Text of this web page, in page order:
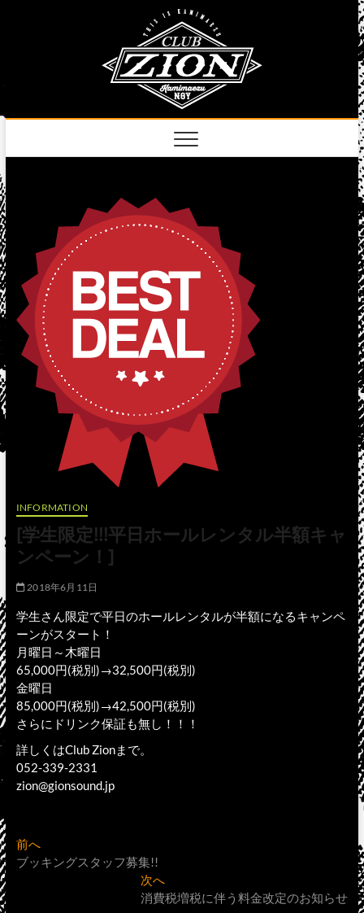
INFORMATION
[学生限定!!!平日ホールレンタル半額キャ
ンペーン！]
2018年6月11日
学生さん限定で平日のホールレンタルが半額になるキャンペ
ーンがスタート！
月曜日～木曜日
65,000円(税別)→32,500円(税別)
金曜日
85,000円(税別)→42,500円(税別)
さらにドリンク保証も無し！！！
詳しくはClub Zionまで。
052-339-2331
zion@gionsound.jp
投
稿
前へ過
去
ブッキングスタッフ募集!!
次へ
の
消費税増税に伴う料金改定のお知らせ